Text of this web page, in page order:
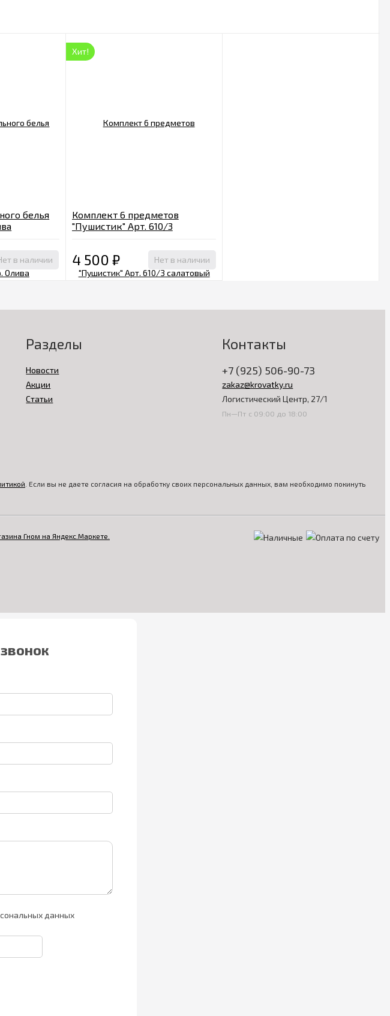
белья
в наличии
Хит!
Комплект 6 предметов
"Пушистик" Арт. 610/3
4 500 ₽ Нет в наличии
Разделы
Новости
Акции
Статьи
Контакты
+7 (925) 506-90-73
zakaz@krovatky.ru
Логистический Центр, 27/1
Пн—Пт с 09:00 до 18:00
. Если вы не даете согласия на обработку своих персональных данных, вам необходимо покинуть
данных